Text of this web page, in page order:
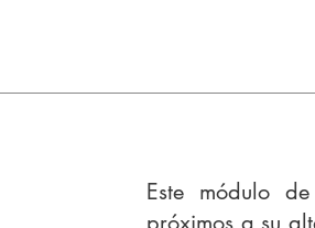
Este módulo